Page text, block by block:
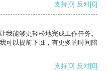
支持[0] 反对[0]
我能够更轻松地完成工作任务。
可以提前下班，有更多的时间陪
支持[0] 反对[0]